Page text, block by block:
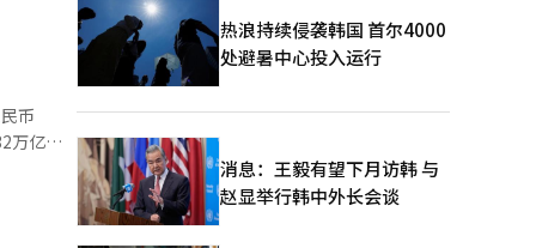
币
万亿韩
热浪持续侵袭韩国 首尔4000
处避暑中心投入运行
消息：王毅有望下月访韩 与
赵显举行韩中外长会谈